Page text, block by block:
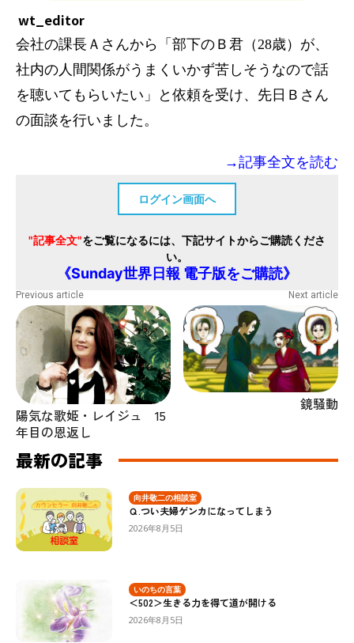
wt_editor
会社の課長Ａさんから「部下のＢ君（28歳）が、
社内の人間関係がうまくいかず苦しそうなので話
を聴いてもらいたい」と依頼を受け、先日Ｂさん
の面談を行いました。
→記事全文を読む
ログイン画面へ
"記事全文"をご覧になるには、下記サイトからご購読くださ
い。
《Sunday世界日報 電子版をご購読》
Previous article
陽気な歌姫・レイジュ 15
年目の恩返し
Next article
鏡騒動
最新の記事
向井敬二の相談室
Ｑ.つい夫婦ゲンカになってしまう
2026年8月5日
いのちの言葉
＜502＞生きる力を得て道が開ける
2026年8月5日